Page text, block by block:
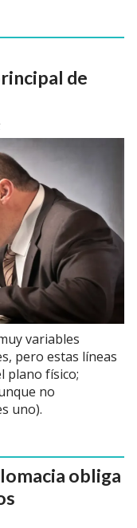
de
variables
pero estas líneas
plano físico;
no
uno).
obliga